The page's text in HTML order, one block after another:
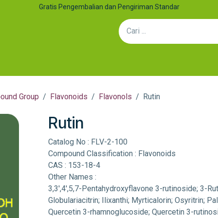
Gratis Pengembalian dan Pengiriman Standar
Group Flavonoids Flavonols Rutin
Rutin
Catalog No : FLV-2-100
Compound Classification : Flavonoids
CAS : 153-18-4
Other Names :
3,3′,4′,5,7-Pentahydroxyflavone 3-rutinoside; 3-
Globulariacitrin; Ilixanthi; Myrticalorin; Osyritrin;
Quercetin 3-rhamnoglucoside; Quercetin 3-